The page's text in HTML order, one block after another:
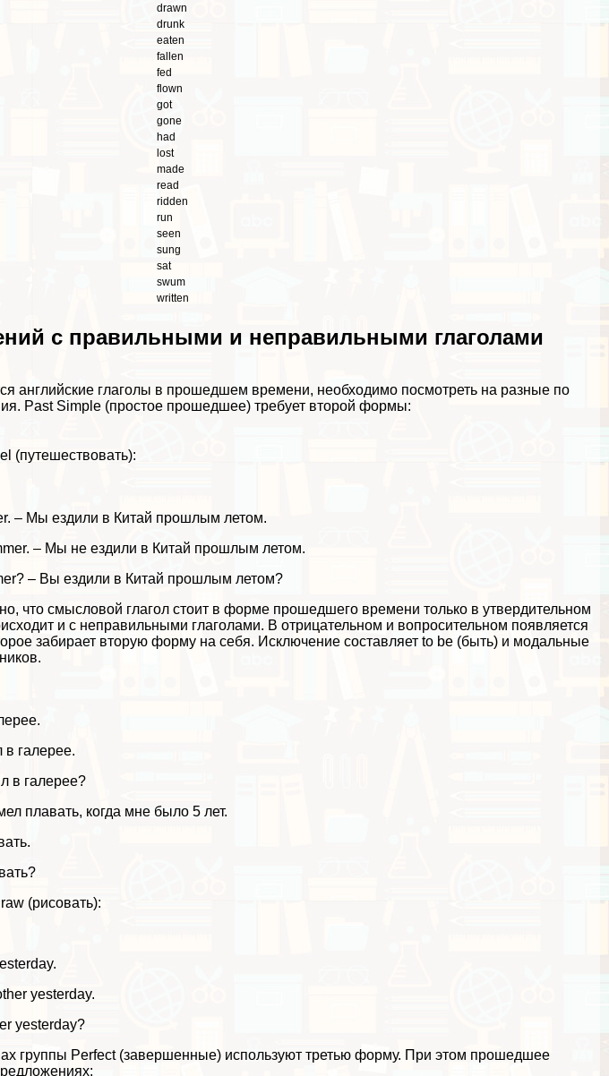
drawn
drunk
eaten
fallen
fed
flown
got
gone
had
lost
made
read
ridden
run
seen
sung
sat
swum
written
с правильными и неправильными глаголами
английские глаголы в прошедшем времени, необходимо посмотреть на разные по
Past Simple (простое прошедшее) требует второй формы:
(путешествовать):
– Мы ездили в Китай прошлым летом.
– Мы не ездили в Китай прошлым летом.
– Вы ездили в Китай прошлым летом?
что смысловой глагол стоит в форме прошедшего времени только в утвердительном
и с неправильными глаголами. В отрицательном и вопросительном появляется
забирает вторую форму на себя. Исключение составляет to be (быть) и модальные
в галерее.
в галерее?
плавать, когда мне было 5 лет.
(рисовать):
yesterday.
yesterday?
группы Perfect (завершенные) используют третью форму. При этом прошедшее